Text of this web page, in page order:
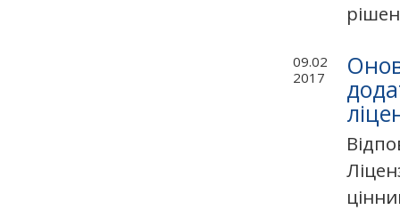
09.02
2017